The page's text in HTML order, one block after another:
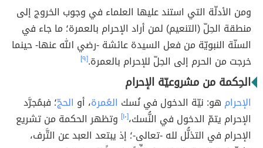
ومن الأدلّة التي استند عليها العلماء في وجوب الخروج إلى
منطقة الحِلّ (التنعيم) لمن أراد الإحرام بالعمرة؛ ما جاء في
السنّة النبويّة من فعل السيدة عائشة -رضي الله عنها- حينما
خرجت من الحرم إلى الحِلّ للإحرام بالعمرة.[٩]
الحِكمة من مشروعيّة الإحرام
الإحرام هو: نيّة الدخول في نُسك العُمرة، أو الحجّ؛ فبمُجرَّد
الإحرام يتمّ الدخول في النُّسك،[١٠]
وتظهر الحكمة من تشريع
الإحرام في التذلُّل لله -تعالى-؛ إذ يبتعد العبد عن التَّرف،